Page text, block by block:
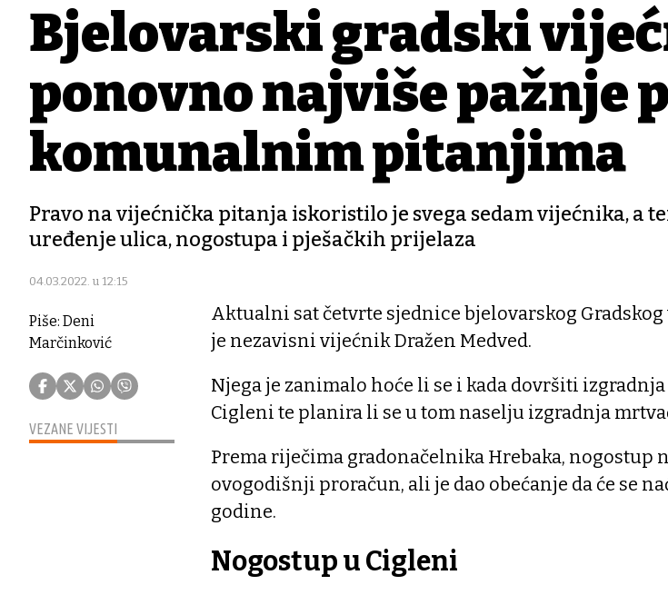
Bjelovarski gradski
ponovno najviše pažnje
komunalnim pitanjima
Pravo na vijećnička pitanja iskoristilo je svega sedam vijećnika, a
uređenje ulica, nogostupa i pješačkih prijelaza
04.03.2022. u 12:15
Piše: Deni
Marčinković
VEZANE VIJESTI
Aktualni sat četvrte sjednice bjelovarskog
je nezavisni vijećnik Dražen Medved.
Njega je zanimalo hoće li se i kada dovršiti
Cigleni te planira li se u tom naselju izgradnja
Prema riječima gradonačelnika Hrebaka, nogostup
ovogodišnji proračun, ali je dao obećanje da će se
godine.
Nogostup u Cigleni